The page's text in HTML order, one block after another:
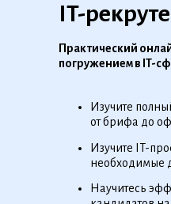
Практический
погружением в IT-
Изучите
от брифа до
Научитесь
Изучите IT-
необходимые
IT-